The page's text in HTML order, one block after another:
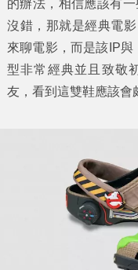
的辦法，相信應該有
沒錯，那就是經典電影
來聊電影，而是該IP與
型非常經典並且致敬
友，看到這雙鞋應該會